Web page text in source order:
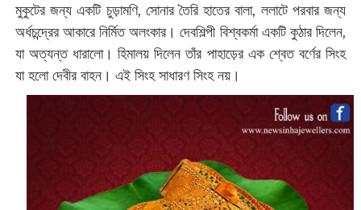
মুকুটের জন্য একটি চুড়ামণি, সোনার তৈরি হাতের বালা, ললাটে পরবার জন্য
অর্ধচন্দ্রের আকারে নির্মিত অলংকার। দেবশিল্পী বিশ্বকর্মা একটি কুঠার দিলেন,
যা অত্যন্ত ধারালো। হিমালয় দিলেন তাঁর পাহাড়ের এক শ্বেত বর্ণের সিংহ
যা হলো দেবীর বাহন। এই সিংহ সাধারণ সিংহ নয়।